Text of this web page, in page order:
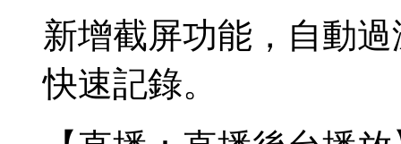
新增截屏功能，自動
快速記錄。